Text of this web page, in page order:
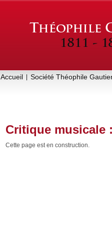
Accueil Société Théophile
Critique musicale
Cette page est en construction.